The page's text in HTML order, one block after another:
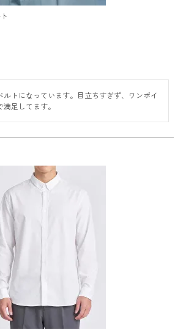
ルトになっています。目立ちすぎず、ワンポイ
足してます。